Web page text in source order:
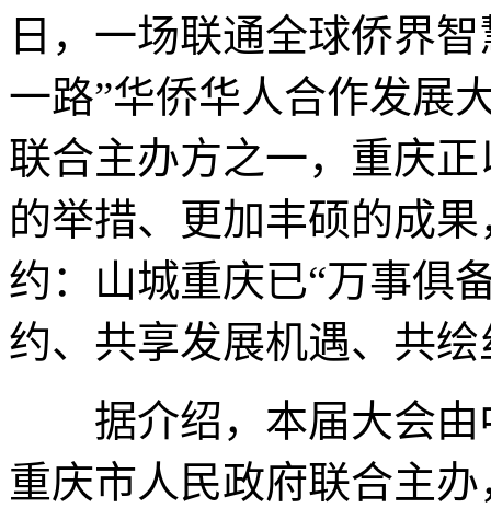
日，一场联通全球侨界
一路”华侨华人合作发展
联合主办方之一，重庆
的举措、更加丰硕的成
约：山城重庆已“万事俱
约、共享发展机遇、共
据介绍，本届大会由
重庆市人民政府联合主